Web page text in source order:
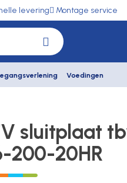
levering Montage service
Voedingen
sluitplaat
200-20HR